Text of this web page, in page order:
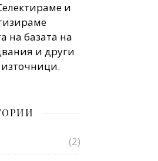
и
на базата на
и други
(2)